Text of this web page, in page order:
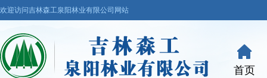
欢迎访问吉林森工泉阳林业有限公司网站
首页